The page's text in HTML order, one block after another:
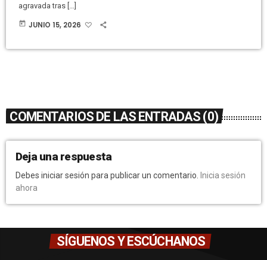
agravada tras […]
today JUNIO 15, 2026
COMENTARIOS DE LAS ENTRADAS (0)
Deja una respuesta
Debes iniciar sesión para publicar un comentario.
Inicia sesión
ahora
SÍGUENOS Y ESCÚCHANOS